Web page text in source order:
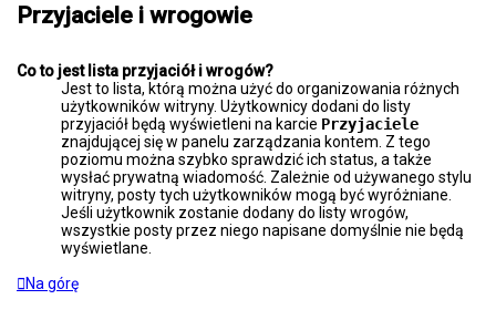
Przyjaciele i wrogowie
Co to jest lista przyjaciół i wrogów?
Jest to lista, którą można użyć do organizowania różnych
użytkowników witryny. Użytkownicy dodani do listy
przyjaciół będą wyświetleni na karcie Przyjaciele
znajdującej się w panelu zarządzania kontem. Z tego
poziomu można szybko sprawdzić ich status, a także
wysłać prywatną wiadomość. Zależnie od używanego stylu
witryny, posty tych użytkowników mogą być wyróżniane.
Jeśli użytkownik zostanie dodany do listy wrogów,
wszystkie posty przez niego napisane domyślnie nie będą
wyświetlane.
Na górę